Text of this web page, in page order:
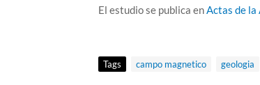
El estudio se publica enActas de la
Tags campo magnetico geologia